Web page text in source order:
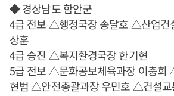
◆ 경상남도 함안군
4급 전보 △행정국장 송달호 △산업건
상훈
4급 승진 △복지환경국장 한기현
5급 전보 △문화공보체육과장 이충희
현범 △안전총괄과장 우민호 △건설